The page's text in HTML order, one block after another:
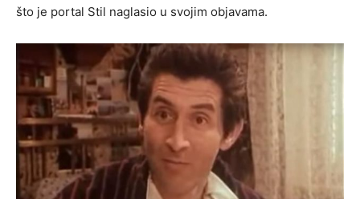
što je portal Stil naglasio u svojim objavama.